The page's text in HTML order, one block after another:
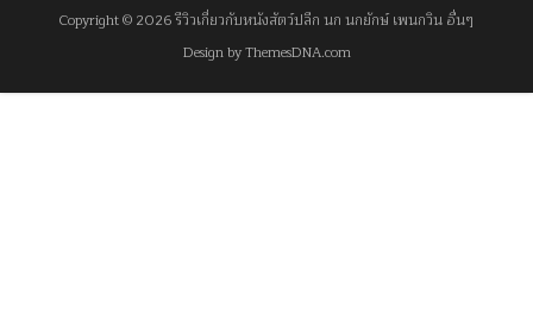
Copyright © 2026 รีวิวเกี่ยวกับหนังสัตว์ปลีก นก นกยักษ์ เพนกวิน อื่นๆ
Design by ThemesDNA.com